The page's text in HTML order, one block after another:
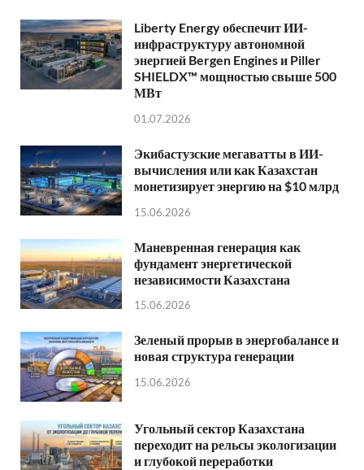
Liberty Energy обеспечит ИИ-
инфраструктуру автономной
энергией Bergen Engines и Piller
SHIELDX™ мощностью свыше 500
МВт
01.07.2026
Экибастузские мегаватты в ИИ-
вычисления или как Казахстан
монетизирует энергию на $10 млрд
15.06.2026
Маневренная генерация как
фундамент энергетической
независимости Казахстана
15.06.2026
Зеленый прорыв в энергобалансе и
новая структура генерации
15.06.2026
Угольный сектор Казахстана
переходит на рельсы экологизации
и глубокой переработки